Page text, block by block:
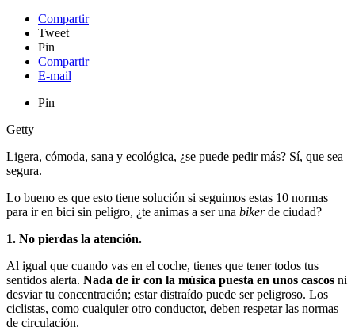
Compartir
Tweet
Pin
Compartir
E-mail
Pin
Getty
Ligera, cómoda, sana y ecológica, ¿se puede pedir más? Sí, que sea
segura.
Lo bueno es que esto tiene solución si seguimos estas 10 normas
para ir en bici sin peligro, ¿te animas a ser una bikerde ciudad?
1. No pierdas la atención.
Al igual que cuando vas en el coche, tienes que tener todos tus
sentidos alerta. Nada de ir con la música puesta en unos cascos ni
desviar tu concentración; estar distraído puede ser peligroso. Los
ciclistas, como cualquier otro conductor, deben respetar las normas
de circulación.